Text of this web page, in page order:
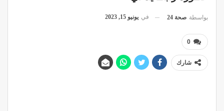
بواسطة صحة 24 في يونيو 15, 2023
0
شارك